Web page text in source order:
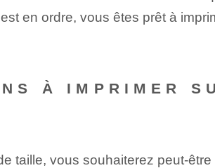
en ordre, vous êtes prêt à
À IMPRIMER
taille, vous souhaiterez peut-